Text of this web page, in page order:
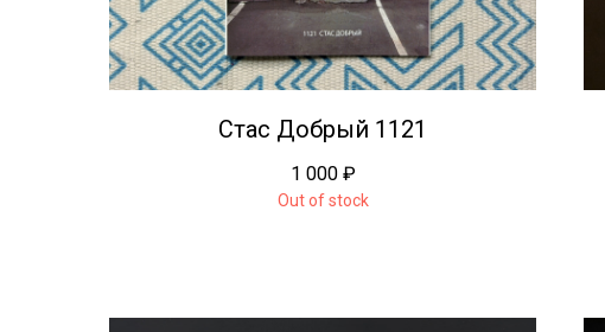
Стас Добрый 1121
1 000 ₽
Out of stock